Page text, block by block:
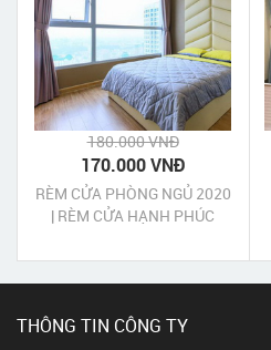
180.000 VNĐ
170.000 VNĐ
RÈM CỬA PHÒNG NGỦ 2020
| RÈM CỬA HẠNH PHÚC
THÔNG TIN CÔNG TY